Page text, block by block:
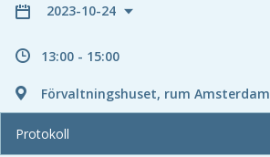
2023-10-24
13:00 - 15:00
Förvaltningshuset, rum Amsterdam
Protokoll